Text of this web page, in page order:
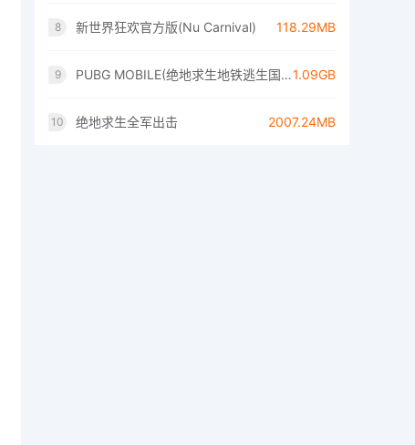
8 新世界狂欢官方版(Nu Carnival) 118.29MB
9 PUBG MOBILE(绝地求生地铁逃生国际服)1.09GB
10 绝地求生全军出击 2007.24MB